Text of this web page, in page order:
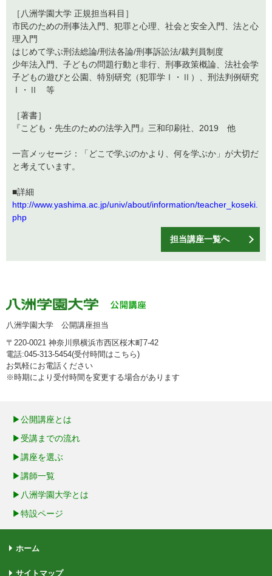
［八洲学園大学 正規担当科目］
市民のための刑事法入門、犯罪と心理、社会と安全入門、法と心
理入門
はじめて学ぶ刑法総論/刑法各論/刑事訴訟法/裁判員制度
少年法入門、子どもの問題行動と非行、刑事政策概論、法社会学
子どもの遊びと公園、特別研究（犯罪学Ⅰ・Ⅱ）、刑法判例研究
Ⅰ・Ⅱ 等
［著書］
『こども・先生のための法学入門』三和印刷社、2019 他
一言メッセージ：「どこで学ぶのかより、何を学ぶか」が大切だ
と考えています。
■詳細
http://www.yashima.ac.jp/univ/about/information/teacher_koseki.
php
担当講座一覧へ
八洲学園大学 公開講座担当
〒220-0021 神奈川県横浜市西区桜木町7-42
電話:045-313-5454(受付時間はこちら)
お気軽にお電話ください
※時期により受付時間を変更する場合があります
公開講座とは
受講までの流れ
講座を選ぶ
講師一覧
八洲学園大学とは
特設ページ
ホーム
サイトマップ